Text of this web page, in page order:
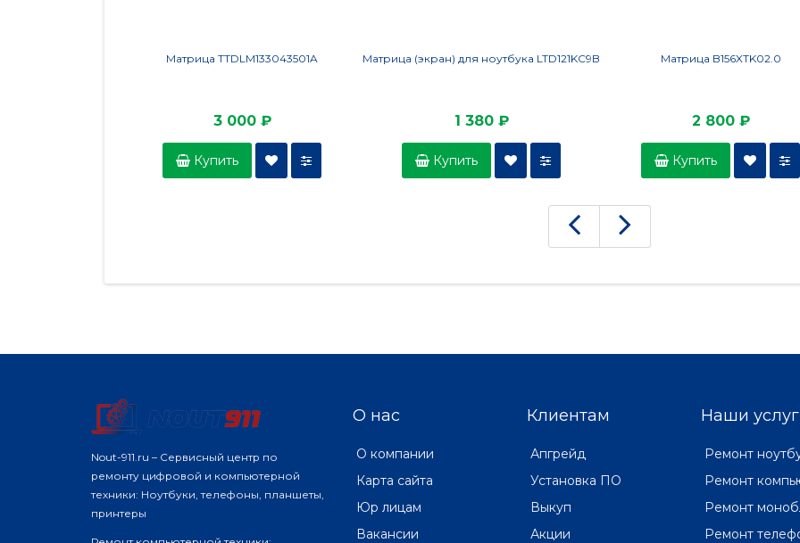
Матрица TTDLM133043501A
3 000 ₽
Купить
Матрица (экран) для ноутбука LTD121KC9B
1 380 ₽
Купить
Матрица B156XTK02.0
2 800 ₽
Купить
Nout-911.ru – Сервисный центр по
ремонту цифровой и компьютерной
техники: Ноутбуки, телефоны, планшеты,
принтеры
О нас
О компании
Карта сайта
Юр лицам
Вакансии
Клиентам
Апгрейд
Установка ПО
Выкуп
Акции
Наши
Ремонт
Ремонт
Ремонт
Ремонт